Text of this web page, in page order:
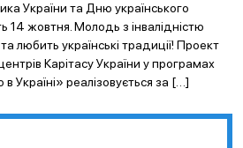
України та Дню українського
14 жовтня. Молодь з інвалідністю
любить українські традиції! Проект
Карітасу України у програмах
Україні» реалізовується за […]